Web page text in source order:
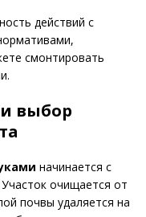
действий с
смонтировать
и выбор
начинается с
очищается от
почвы удаляется на